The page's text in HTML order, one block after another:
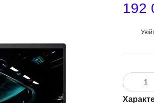
192